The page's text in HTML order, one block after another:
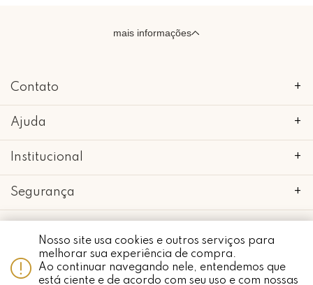
Nosso site usa cookies e outros serviços para
melhorar sua experiência de compra.
Ao continuar navegando nele, entendemos que
está ciente e de acordo com seu uso e com nossas
Whatsapp
mais informações
Contato +
Ajuda +
Institucional +
Segurança +
copyright 2018 - 2022 • mimo galeria • 52.898.662/0001-24 • todos os
direitos reservados.